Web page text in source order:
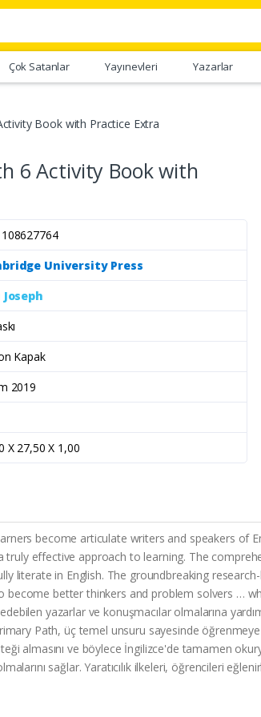
Çok Satanlar Yayınevleri Yazarlar
Book with Practice Extra
6 Activity Book with
University Press
Kapak
2019
X 27,50 X 1,00
become articulate writers and speakers
effective approach to learning. The
literate in English. The groundbreaking
better thinkers and problem solvers …
yazarlar ve konuşmacılar olmalarına
Path, üç temel unsuru sayesinde
almasını ve böylece İngilizce'de tamamen
sağlar. Yaratıcılık ilkeleri, öğrencileri